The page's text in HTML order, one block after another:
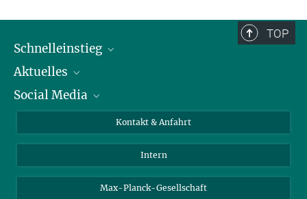
TOP
Schnelleinstieg
Personen
Pressebereich
Aktuelles
Stellenangebote
Social Media
X
LinkedIn
Kontakt & Anfahrt
Intern
Max-Planck-Gesellschaft